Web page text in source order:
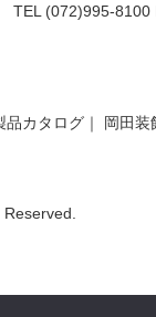
(072)995-8100
品カタログ ｜ 岡田装